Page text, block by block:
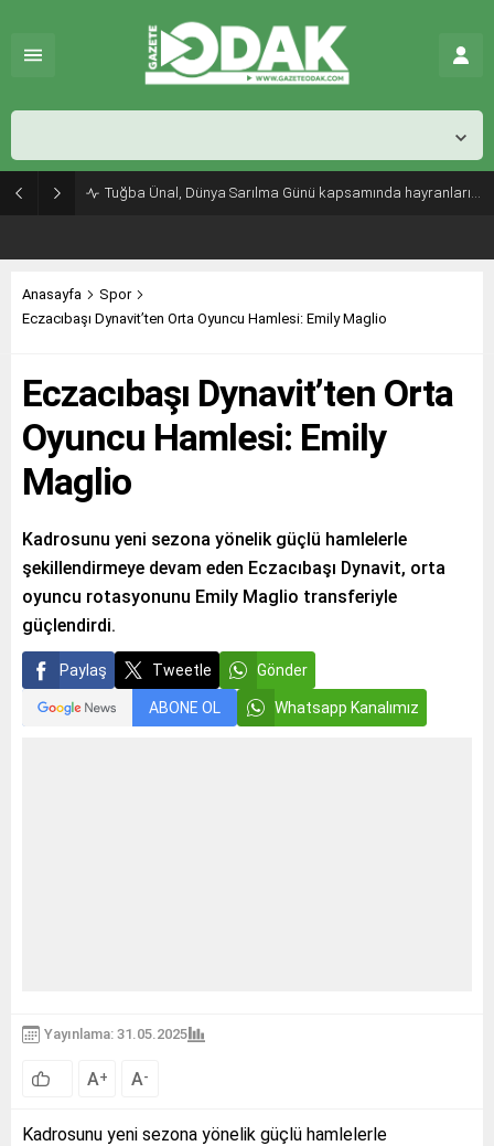
Tuğba Ünal, Dünya Sarılma Günü kapsamında hayranlarıyla buluştu
Anasayfa
Spor
Eczacıbaşı Dynavit’ten Orta Oyuncu Hamlesi: Emily Maglio
Eczacıbaşı Dynavit’ten Orta
Oyuncu Hamlesi: Emily
Maglio
Kadrosunu yeni sezona yönelik güçlü hamlelerle
şekillendirmeye devam eden Eczacıbaşı Dynavit, orta
oyuncu rotasyonunu Emily Maglio transferiyle
güçlendirdi.
Paylaş Tweetle Gönder
ABONE OL Whatsapp Kanalımız
Yayınlama: 31.05.2025
A+ A-
Kadrosunu yeni sezona yönelik güçlü hamlelerle